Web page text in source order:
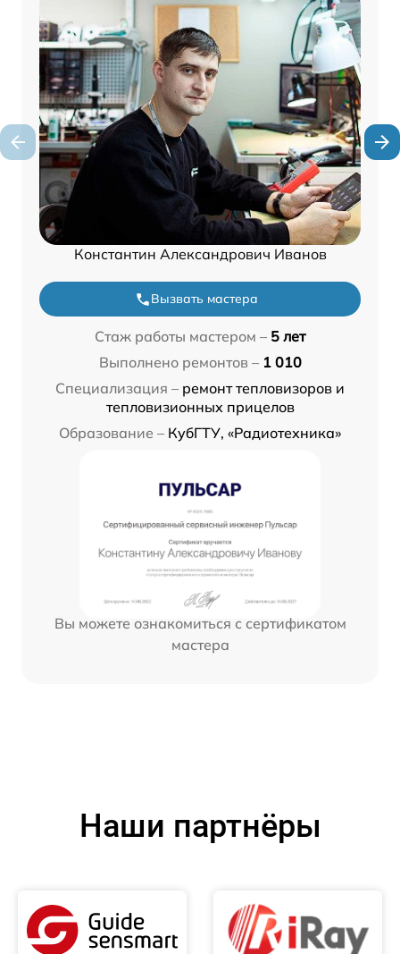
Константин Александрович Иванов
Вызвать мастера
Стаж работы мастером – 5 лет
Выполнено ремонтов – 1 010
Специализация – ремонт тепловизоров и
тепловизионных прицелов
Образование – КубГТУ, «Радиотехника»
Вы можете ознакомиться с сертификатом
мастера
Наши партнёры